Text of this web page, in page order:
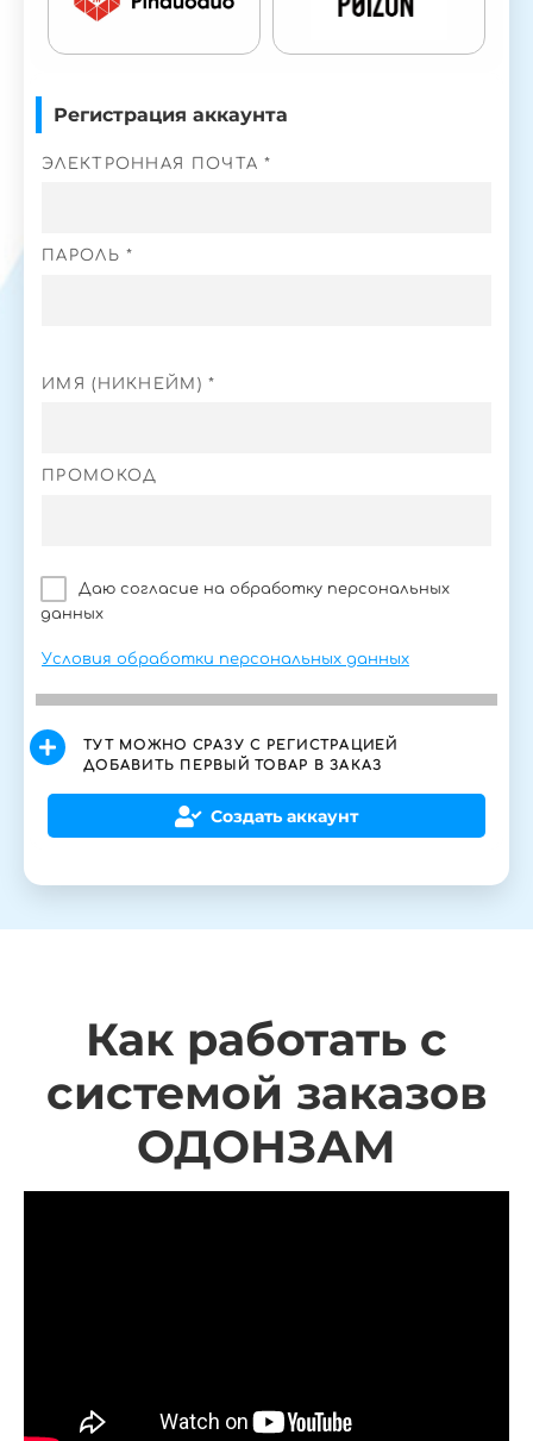
Регистрация аккаунта
ЭЛЕКТРОННАЯ ПОЧТА *
ПАРОЛЬ *
ИМЯ (НИКНЕЙМ) *
ПРОМОКОД
Даю согласие на обработку персональных
данных
Условия обработки персональных данных
ТУТ МОЖНО СРАЗУ С РЕГИСТРАЦИЕЙ
ДОБАВИТЬ ПЕРВЫЙ ТОВАР В ЗАКАЗ
Создать аккаунт
Как работать с
системой заказов
ОДОНЗАМ